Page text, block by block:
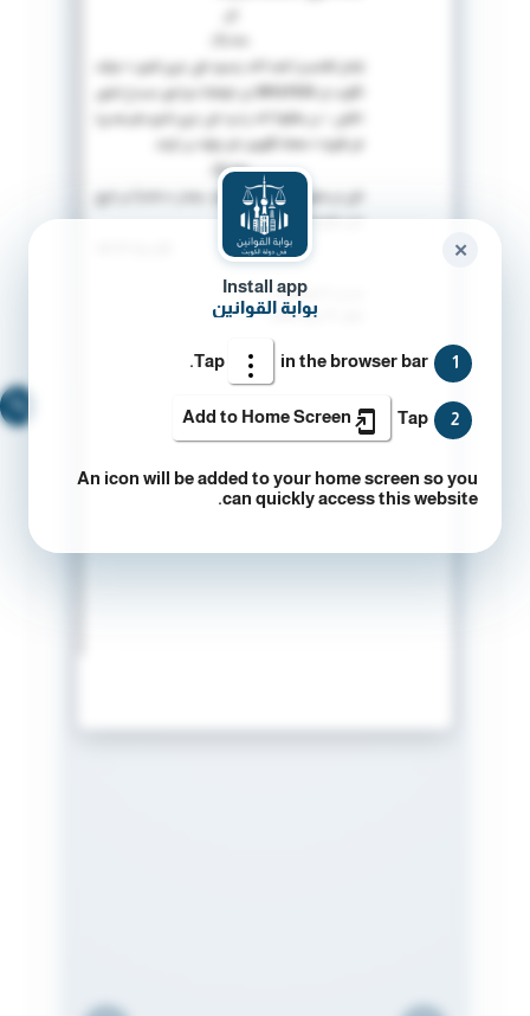
Install app
بوابة القوانين
1
Tap in the browser bar.
2
Tap
Add to Home Screen
An icon will be added to your home screen so you
can quickly access this website.
✕